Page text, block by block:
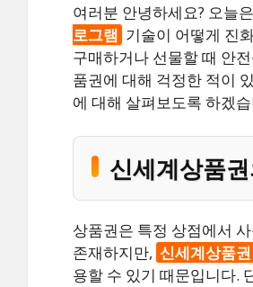
여러분 안녕하세요? 오늘은
로그램 기술이 어떻게 진
구매하거나 선물할 때 안
품권에 대해 걱정한 적이
에 대해 살펴보도록 하겠
신세계상품
상품권은 특정 상점에서
존재하지만, 신세계상품권
용할 수 있기 때문입니다.